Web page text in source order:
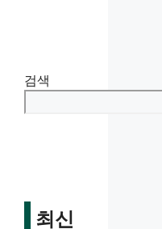
검색
최신